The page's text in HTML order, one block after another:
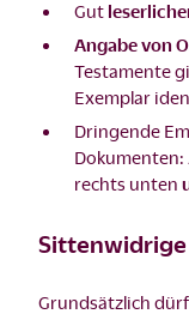
Gut
Angabe von
Testamente
Exemplar
Dringende
Dokumenten:
rechts unten
Grundsätzlich